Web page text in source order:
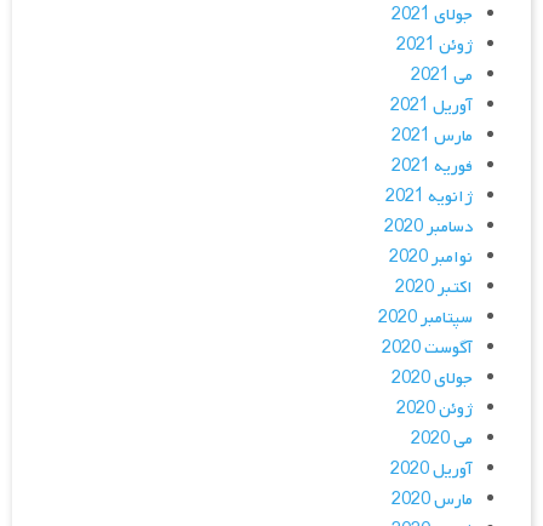
جولای 2021
ژوئن 2021
می 2021
آوریل 2021
مارس 2021
فوریه 2021
ژانویه 2021
دسامبر 2020
نوامبر 2020
اکتبر 2020
سپتامبر 2020
آگوست 2020
جولای 2020
ژوئن 2020
می 2020
آوریل 2020
مارس 2020